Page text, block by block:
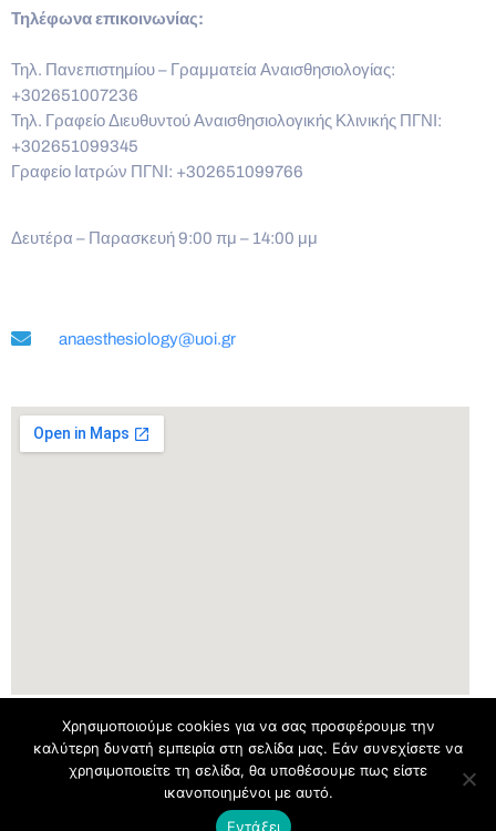
Τηλέφωνα επικοινωνίας:
Τηλ. Πανεπιστημίου – Γραμματεία Αναισθησιολογίας:
+302651007236
Τηλ. Γραφείο Διευθυντού Αναισθησιολογικής Κλινικής ΠΓΝΙ:
+302651099345
Γραφείο Ιατρών ΠΓΝΙ: +302651099766
Δευτέρα – Παρασκευή 9:00 πμ – 14:00 μμ
anaesthesiology@uoi.gr
2022 Κλινική Αναισθησιολογίας και Μετεγχειρητικής Εντατικής Θεραπείας
Πανεπιστημίου Ιωαννίνων – Σχεδιασμός @
Χρησιμοποιούμε cookies για να σας προσφέρουμε την
καλύτερη δυνατή εμπειρία στη σελίδα μας. Εάν συνεχίσετε να
χρησιμοποιείτε τη σελίδα, θα υποθέσουμε πως είστε
ικανοποιημένοι με αυτό.
Εντάξει